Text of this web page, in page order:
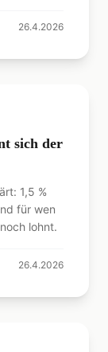
26.4.2026
sich der
1,5 %
für wen
lohnt.
26.4.2026